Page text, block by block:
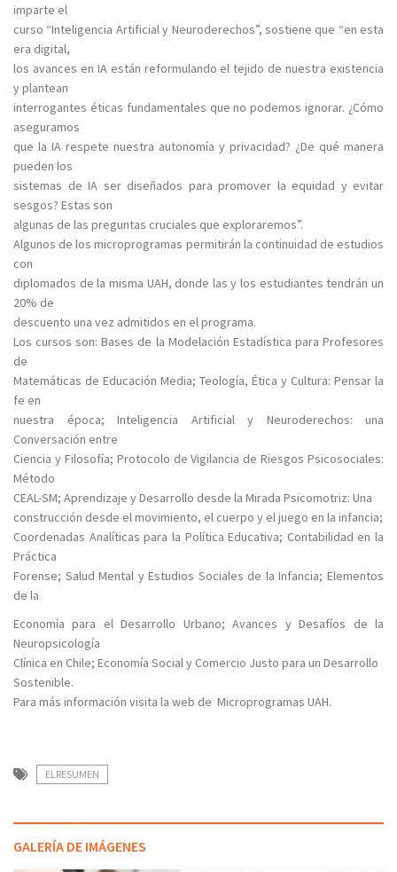
imparte el
curso “Inteligencia Artificial y Neuroderechos”, sostiene que “en esta
era digital,
los avances en IA están reformulando el tejido de nuestra existencia
y plantean
interrogantes éticas fundamentales que no podemos ignorar. ¿Cómo
aseguramos
que la IA respete nuestra autonomía y privacidad? ¿De qué manera
pueden los
sistemas de IA ser diseñados para promover la equidad y evitar
sesgos? Estas son
algunas de las preguntas cruciales que exploraremos”.
Algunos de los microprogramas permitirán la continuidad de estudios
con
diplomados de la misma UAH, donde las y los estudiantes tendrán un
20% de
descuento una vez admitidos en el programa.
Los cursos son: Bases de la Modelación Estadística para Profesores
de
Matemáticas de Educación Media; Teología, Ética y Cultura: Pensar la
fe en
nuestra época; Inteligencia Artificial y Neuroderechos: una
Conversación entre
Ciencia y Filosofía; Protocolo de Vigilancia de Riesgos Psicosociales:
Método
CEAL-SM; Aprendizaje y Desarrollo desde la Mirada Psicomotriz: Una
construcción desde el movimiento, el cuerpo y el juego en la infancia;
Coordenadas Analíticas para la Política Educativa; Contabilidad en la
Práctica
Forense; Salud Mental y Estudios Sociales de la Infancia; Elementos
de la
Economía para el Desarrollo Urbano; Avances y Desafíos de la
Neuropsicología
Clínica en Chile; Economía Social y Comercio Justo para un Desarrollo
Sostenible.
Para más información visita la web de Microprogramas UAH.
ELRESUMEN
GALERÍA DE IMÁGENES